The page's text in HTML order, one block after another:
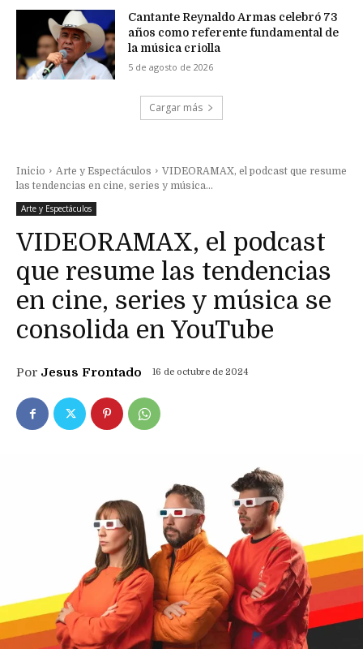
Cantante Reynaldo Armas celebró 73
años como referente fundamental de
la música criolla
5 de agosto de 2026
Cargar más